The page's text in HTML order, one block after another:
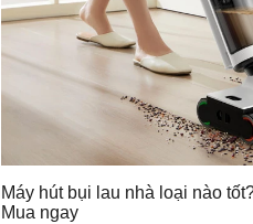
Máy hút bụi lau nhà loại nào
Mua ngay